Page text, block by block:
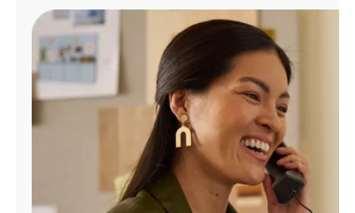
Administrar
cuenta
Encuentra
tienda